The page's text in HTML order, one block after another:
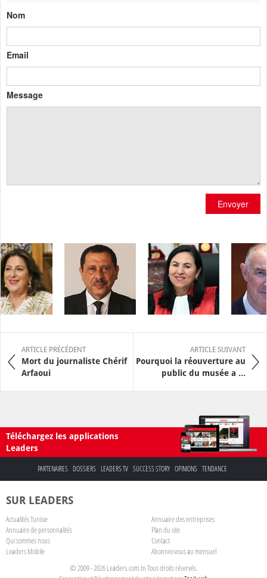
Nom
Email
Message
Envoyer
ARTICLE PRÉCÉDENT
Mort du journaliste Chérif
Arfaoui
ARTICLE SUIVANT
Pourquoi la réouverture au
public du musée a ...
Téléchargez les applications
Leaders
PARTENAIRES DOSSIERS LEADERS TV SUCCESS STORY OPINIONS TENDANCE
SUR LEADERS
Actualités Tunisie
Annuaire des entreprises
Annuaire de personnalités
Plan du site
Qui sommes nous
Contact
Leaders Mobile
Abonnez-vous au mensuel
© 2009 - 2026 Leaders.com.tn Tous droits réservés.